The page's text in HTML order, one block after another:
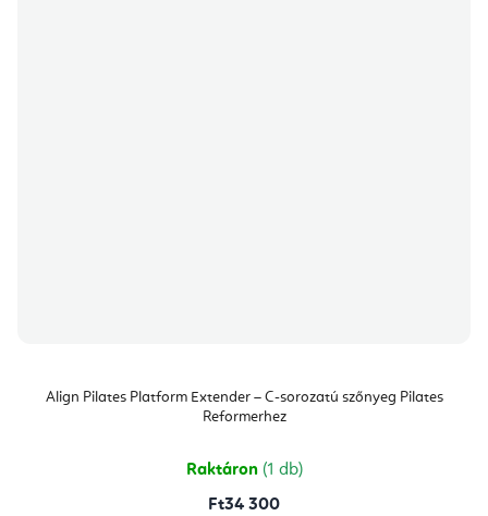
Align Pilates Platform Extender – C-sorozatú szőnyeg Pilates
Reformerhez
Raktáron (1 db)
Ft34 300